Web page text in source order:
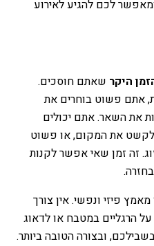
לכם להגיע לאירוע
היקר שאתם חוסכים.
אתם פשוט בוחרים את
את השאר. אתם יכולים
לקשט את המקום, או פשוט
זה זמן שאי אפשר לקנות
פיזי ונפשי. אין צורך
הרגליים במטבח או לדאוג
ובצורה הטובה ביותר.